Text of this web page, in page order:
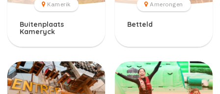
Kamerik
Buitenplaats
Kameryck
Amerongen
Betteld